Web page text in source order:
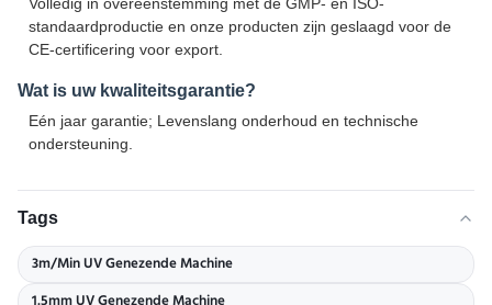
standaardproductie en onze producten zijn geslaagd voor de
CE-certificering voor export.
Wat is uw kwaliteitsgarantie?
Eén jaar garantie; Levenslang onderhoud en technische
ondersteuning.
Tags
3m/Min UV Genezende Machine